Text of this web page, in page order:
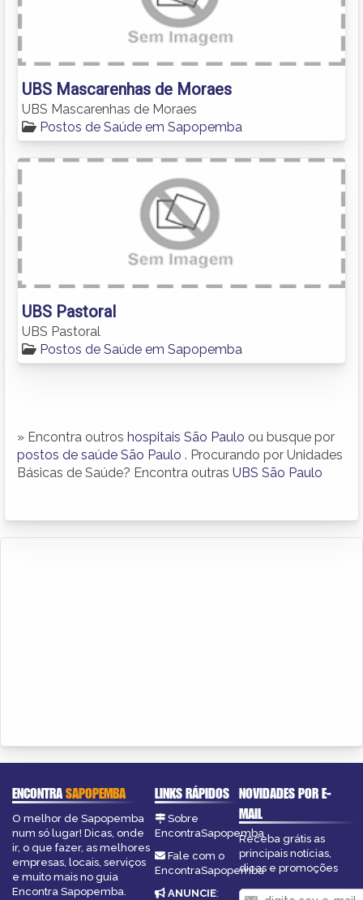
UBS Mascarenhas de Moraes
UBS Mascarenhas de Moraes
Postos de Saúde em Sapopemba
UBS Pastoral
UBS Pastoral
Postos de Saúde em Sapopemba
» Encontra outros hospitais São Paulo ou busque por
postos de saúde São Paulo . Procurando por Unidades
Básicas de Saúde? Encontra outras UBS São Paulo
ENCONTRASAPOPEMBA
O melhor de Sapopemba
num só lugar! Dicas, onde
ir, o que fazer, as melhores
empresas, locais, serviços
e muito mais no guia
Encontra Sapopemba.
LINKS RÁPIDOS
Sobre
EncontraSapopemba
Fale com o
EncontraSapopemba
ANUNCIE:
NOVIDADES POR E-
MAIL
Receba grátis as
principais notícias,
dicas e promoções